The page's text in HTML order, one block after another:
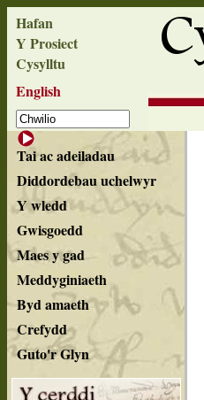
Hafan
Y Prosiect
Cysylltu
English
Tai ac adeiladau
Diddordebau uchelwyr
Y wledd
Gwisgoedd
Maes y gad
Meddyginiaeth
Byd amaeth
Crefydd
Guto'r Glyn